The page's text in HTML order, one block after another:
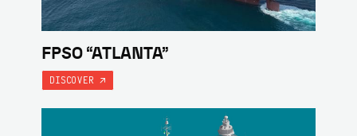
FPSO “ATLANTA”
DISCOVER